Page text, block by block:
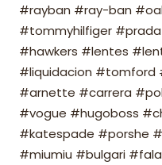
#rayban #ray-ban
#tommyhilfiger
#hawkers #lentes
#liquidacion #tomford
#arnette #carrera
#vogue #hugoboss
#katespade #porshe
#miumiu #bulgari